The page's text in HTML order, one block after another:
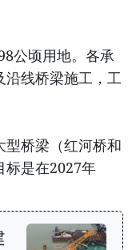
公顷用地。各承
线桥梁施工，工
型桥梁（红河桥和
标是在2027年